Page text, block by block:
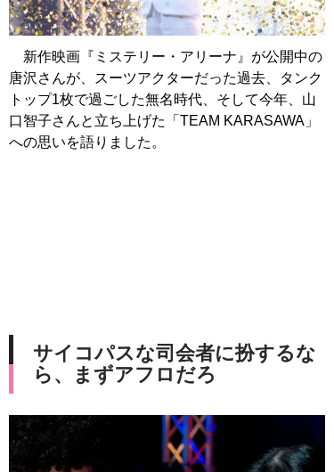
新作映画『ミステリー・アリーナ』が公開中の
唐沢さんが、スーツアクターだった過去、タンク
トップ1枚で過ごした無名時代、そして今年、山
口智子さんと立ち上げた「TEAM KARASAWA」
への思いを語りました。
サイコパスな司会者に扮するな
ら、まずアフロだろ